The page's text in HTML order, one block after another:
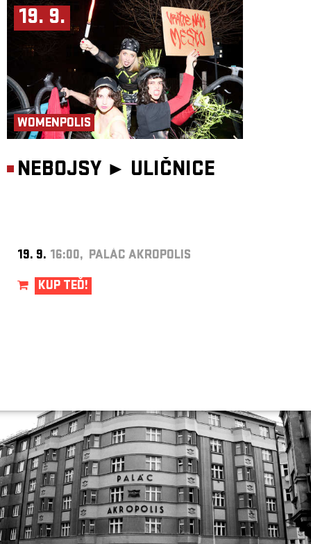
19. 9.
WOMENPOLIS
NEBOJSY ► ULIČNICE
19. 9. 16:00, PALÁC AKROPOLIS
KUP TEĎ!